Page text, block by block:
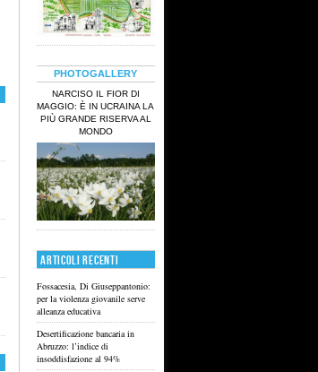
PHOTOGALLERY
NARCISO IL FIOR DI
MAGGIO: È IN UCRAINA LA
PIÙ GRANDE RISERVA AL
MONDO
ARTICOLI RECENTI
Fossacesia, Di Giuseppantonio:
per la violenza giovanile serve
alleanza educativa
Desertificazione bancaria in
Abruzzo: l’indice di
insoddisfazione al 94%